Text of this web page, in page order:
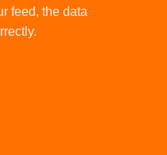
feed, the data